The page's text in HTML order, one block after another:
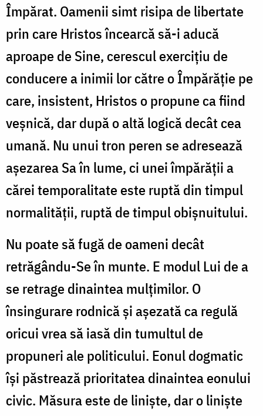
Împărat. Oamenii simt risipa de libertate
prin care Hristos încearcă să-i aducă
aproape de Sine, cerescul exercițiu de
conducere a inimii lor către o Împărăție pe
care, insistent, Hristos o propune ca fiind
veșnică, dar după o altă logică decât cea
umană. Nu unui tron peren se adresează
așezarea Sa în lume, ci unei împărății a
cărei temporalitate este ruptă din timpul
normalității, ruptă de timpul obișnuitului.
Nu poate să fugă de oameni decât
retrăgându-Se în munte. E modul Lui de a
se retrage dinaintea mulțimilor. O
însingurare rodnică și așezată ca regulă
oricui vrea să iasă din tumultul de
propuneri ale politicului. Eonul dogmatic
își păstrează prioritatea dinaintea eonului
civic. Măsura este de liniște, dar o liniște